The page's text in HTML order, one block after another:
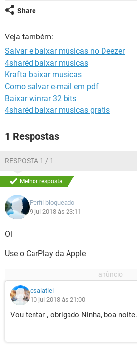
GUIA DE COMPRAS
INSTAGRAM
GUIA DE COMPRAS
Share
Veja também:
Salvar e baixar músicas no Deezer
4sharéd baixar musicas
Krafta baixar musicas
Como salvar e-mail em pdf
Baixar winrar 32 bits
4sharéd baixar musicas gratis
1 Respostas
RESPOSTA 1 / 1
Melhor resposta
Perfil bloqueado
9 jul 2018 às 23:11
Oi
Use o CarPlay da Apple
csalatiel
10 jul 2018 às 21:00
Vou tentar , obrigado Ninha, boa noite.